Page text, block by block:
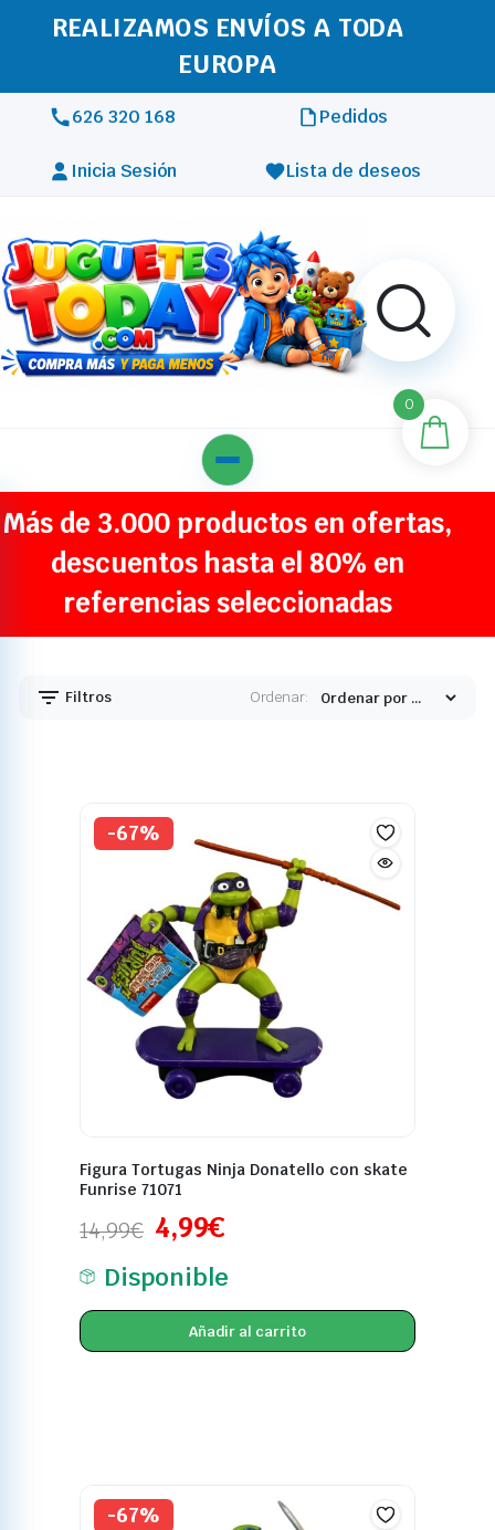
REALIZAMOS ENVÍOS A TODA
EUROPA
626 320 168 Pedidos
Inicia Sesión Lista de deseos
Más de 3.000 productos en ofertas,
descuentos hasta el 80% en
referencias seleccionadas
Filtros Ordenar:
-67%
Figura Tortugas Ninja Donatello con skate
Funrise 71071
14,99€ 4,99€
Disponible
Añadir al carrito
-67%
0